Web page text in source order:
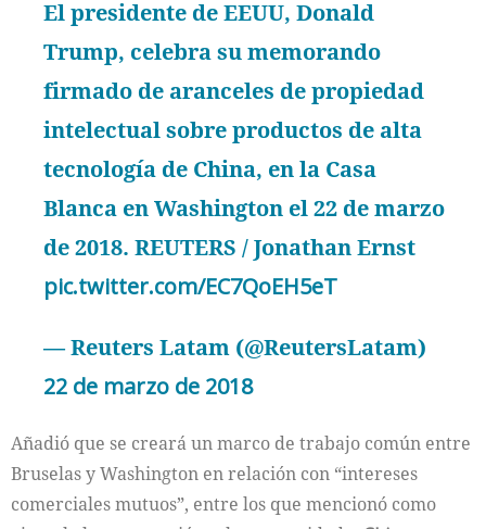
El presidente de EEUU, Donald
Trump, celebra su memorando
firmado de aranceles de propiedad
intelectual sobre productos de alta
tecnología de China, en la Casa
Blanca en Washington el 22 de marzo
de 2018. REUTERS / Jonathan Ernst
pic.twitter.com/EC7QoEH5eT
— Reuters Latam (@ReutersLatam)
22 de marzo de 2018
Añadió que se creará un marco de trabajo común entre
Bruselas y Washington en relación con “intereses
comerciales mutuos”, entre los que mencionó como